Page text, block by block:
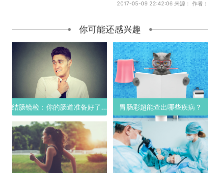
2017-05-09 22:42:06 来源： 作者：
你可能还感兴趣
结肠镜检：你的肠道准备好了吗？ 胃肠彩超能查出哪些疾病？